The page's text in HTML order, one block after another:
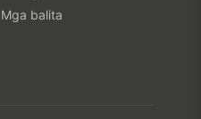
Mga balita